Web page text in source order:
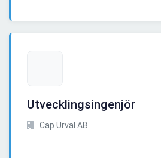
Utvecklingsingenjör
Cap Urval AB